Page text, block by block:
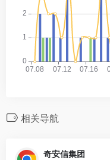
相关导航
奇安信集团